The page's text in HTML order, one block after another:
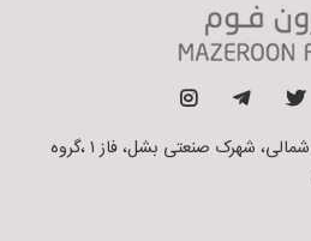
مازندران، سوادکوه شمالی، شهرک صنعتی بشل، فاز ۱ ،گروه